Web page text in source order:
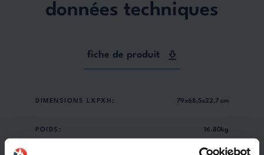
données techniques
fiche de produit
DIMENSIONS LXPXH: 79x68,5x22,7 cm
POIDS: 16.80kg